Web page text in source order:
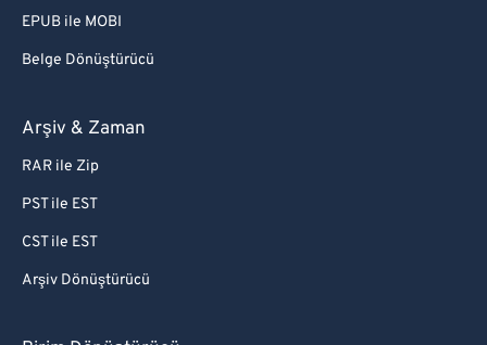
EPUB ile MOBI
Belge Dönüştürücü
Arşiv & Zaman
RAR ile Zip
PST ile EST
CST ile EST
Arşiv Dönüştürücü